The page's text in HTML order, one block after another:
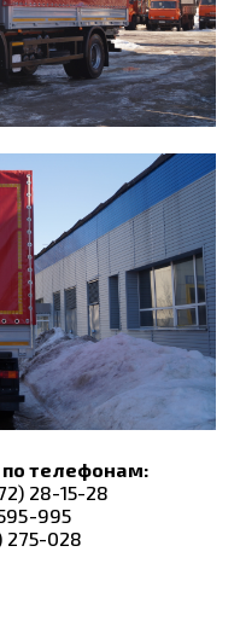
по телефонам:
28-15-28
995
275-028